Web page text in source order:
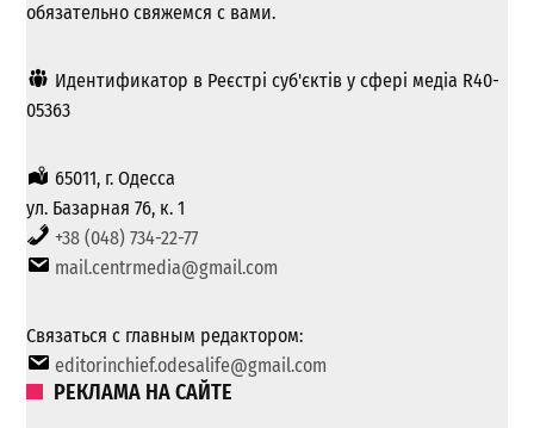
обязательно свяжемся с вами.
Идентификатор в Реєстрі суб'єктів у сфері медіа R40-
05363
65011, г. Одесса
ул. Базарная 76, к. 1
+38 (048) 734-22-77
mail.centrmedia@gmail.com
Связаться с главным редактором:
editorinchief.odesalife@gmail.com
РЕКЛАМА НА САЙТЕ